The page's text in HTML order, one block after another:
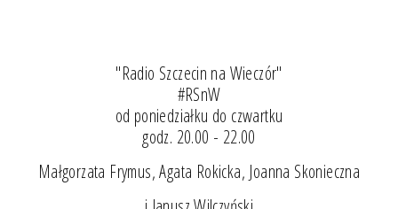
"Radio Szczecin na Wieczór"
#RSnW
od poniedziałku do czwartku
godz. 20.00 - 22.00
Małgorzata Frymus, Agata Rokicka, Joanna Skonieczna